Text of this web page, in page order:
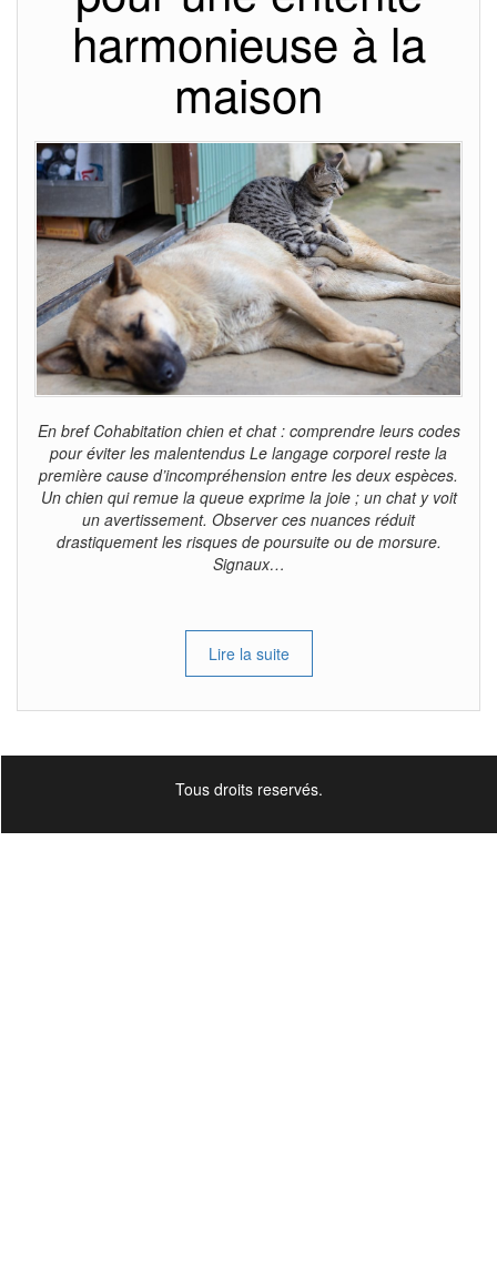
harmonieuse à la
maison
En bref Cohabitation chien et chat : comprendre leurs codes
pour éviter les malentendus Le langage corporel reste la
première cause d’incompréhension entre les deux espèces.
Un chien qui remue la queue exprime la joie ; un chat y voit
un avertissement. Observer ces nuances réduit
drastiquement les risques de poursuite ou de morsure.
Signaux…
Lire la suite
Tous droits reservés.